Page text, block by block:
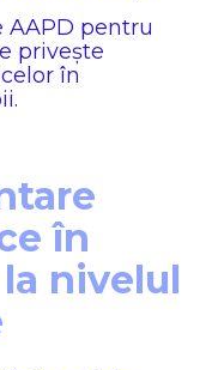
AAPD pentru
privește
în
în
nivelul